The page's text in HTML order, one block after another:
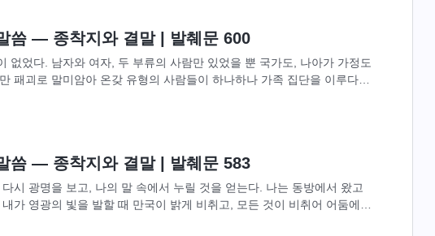
씀 ― 종착지와 결말 | 발췌문 600
없었다. 남자와 여자, 두 부류의 사람만 있었을 뿐 국가도, 나아가 가정도
패괴로 말미암아 온갖 유형의 사람들이 하나하나 가족 집단을 이루다가
씀 ― 종착지와 결말 | 발췌문 583
시 광명을 보고, 나의 말 속에서 누릴 것을 얻는다. 나는 동방에서 왔고
가 영광의 빛을 발할 때 만국이 밝게 비취고, 모든 것이 비취어 어둠에